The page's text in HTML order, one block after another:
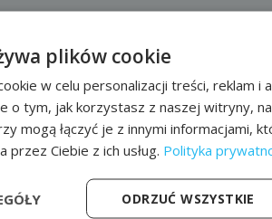
wpłynęły pozytywnie na nasze
dostrzeżemy nie tylko widoczne
wartość mają wtedy, gdy wynikają z
Poprzedni wpis
plików cookie
w celu personalizacji treści, reklam i
o tym, jak korzystasz z naszej witryny,
mogą łączyć je z innymi informacjami,
przez Ciebie z ich usług. Polityka
ODRZUĆ WSZYSTKIE